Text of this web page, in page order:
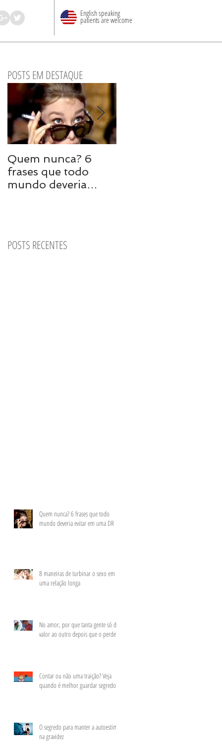
English speaking
patients are welcome
POSTS EM DESTAQUE
Quem nunca? 6
frases que todo
mundo deveria
POSTS RECENTES
Quem nunca? 6 frases que todo
mundo deveria evitar em uma DR
8 maneiras de turbinar o sexo em
uma relação longa
No amor, por que tanta gente só dá
valor ao outro depois que o perde?
Contar ou não uma traição? Veja
quando é melhor guardar segredo
​O segredo para manter a autoestima
na gravidez